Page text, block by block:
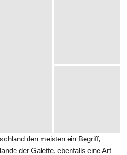
den meisten ein Begriff,
der Galette, ebenfalls eine Art